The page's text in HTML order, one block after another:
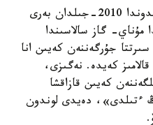
«ارىس قالاسىنىڭ تۋماسىمىن. لوندوندا 2010-جىلدان بەرى
مۇناي- گاز سالاسىندا
جۇرگەننەن كەيىن انا
كەيدە. نەگىزى،
كەيىن قازاقشا
ءتىلدى»، دەيدى لوندون